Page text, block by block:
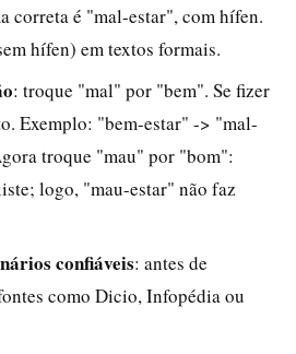
correta é "mal-estar", com hífen.
hífen) em textos formais.
: troque "mal" por "bem". Se fizer
Exemplo: "bem-estar" -> "mal-
troque "mau" por "bom":
logo, "mau-estar" não faz
confiáveis: antes de
como Dicio, Infopédia ou